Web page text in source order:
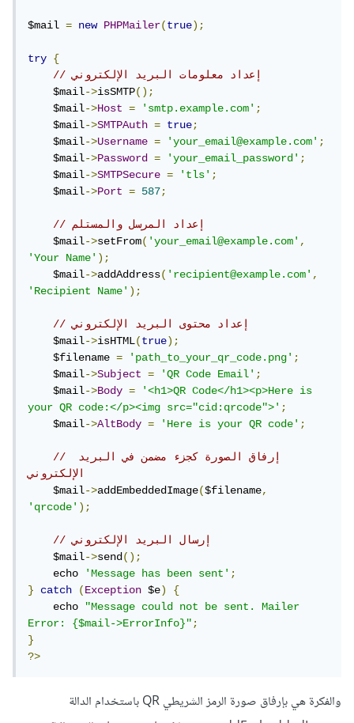
$mail = new PHPMailer(true);
try
{
// إعداد معلومات البريد الإلكتروني
    $mail
->isSMTP();
    $mail
->Host = 'smtp.example.com';
    $mail
->SMTPAuth = true;
    $mail
->Username = 'your_email@example.com';
    $mail
->Password = 'your_email_password';
    $mail
->SMTPSecure = 'tls';
    $mail
->Port = 587;
// إعداد المرسل والمستلم
    $mail
->setFrom('your_email@example.com',
'Your Name');
    $mail
->addAddress('recipient@example.com',
'Recipient Name');
// إعداد محتوى البريد الإلكتروني
    $mail
->isHTML(true);
    $filename
= 'path_to_your_qr_code.png';
    $mail
->Subject = 'QR Code Email';
    $mail
->Body =
'<h1>QR Code</h1><p>Here is
your QR code:</p><img src="cid:qrcode">';
    $mail
->AltBody = 'Here is your QR code';
// إرفاق الصورة كجزء مضمن في البريد
الإلكتروني
    $mail
->addEmbeddedImage($filename,
'qrcode');
// إرسال البريد الإلكتروني
    $mail
->send();
    echo
'Message has been sent';
}
catch (Exception $e)
{
    echo
"Message could not be sent. Mailer
Error: {$mail->ErrorInfo}";
}
?>
والفكرة هي بإرفاق صورة الرمز الشريطي QR باستخدام الدالة